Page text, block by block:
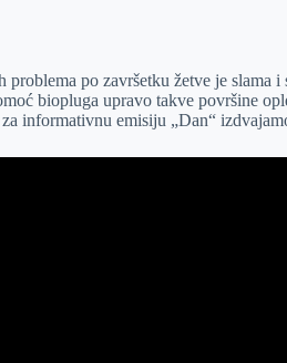
problema po završetku žetve je slama
biopluga upravo takve površine
informativnu emisiju „Dan“